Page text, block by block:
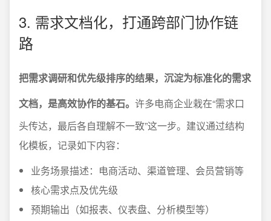
3. 需求文档化，打通跨部门协作链
路
把需求调研和优先级排序的结果，沉淀为标准化的需求
文档，是高效协作的基石。 许多电商企业栽在“需求口
头传达，最后各自理解不一致”这一步。建议通过结构
化模板，记录如下内容：
业务场景描述：电商活动、渠道管理、会员营销等
核心需求点及优先级
预期输出（如报表、仪表盘、分析模型等）